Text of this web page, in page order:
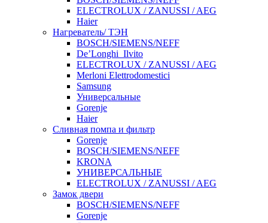
ELECTROLUX / ZANUSSI / AEG
Haier
Нагреватель/ ТЭН
BOSCH/SIEMENS/NEFF
De’Longhi_Ilvito
ELECTROLUX / ZANUSSI / AEG
Merloni Elettrodomestici
Samsung
Универсальные
Gorenje
Haier
Сливная помпа и фильтр
Gorenje
BOSCH/SIEMENS/NEFF
KRONA
УНИВЕРСАЛЬНЫЕ
ELECTROLUX / ZANUSSI / AEG
Замок двери
BOSCH/SIEMENS/NEFF
Gorenje